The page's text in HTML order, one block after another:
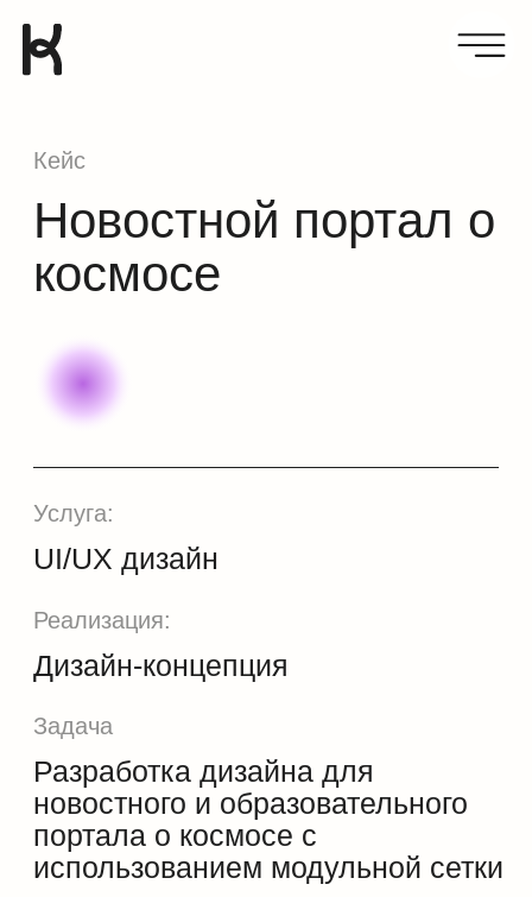
Новостной портал о
космосе
Разработка дизайна для
новостного и образовательного
использованием модульной сетки
Дизайн-концепция
UI/UX дизайн
Задача
Услуга: